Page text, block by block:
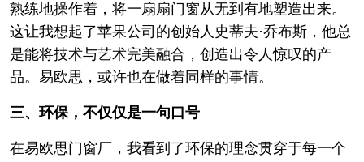
熟练地操作着，将一扇扇门窗从无到有地塑造出来。
这让我想起了苹果公司的创始人史蒂夫·乔布斯，他总
是能将技术与艺术完美融合，创造出令人惊叹的产
品。易欧思，或许也在做着同样的事情。
三、环保，不仅仅是一句口号
在易欧思门窗厂，我看到了环保的理念贯穿于每一个